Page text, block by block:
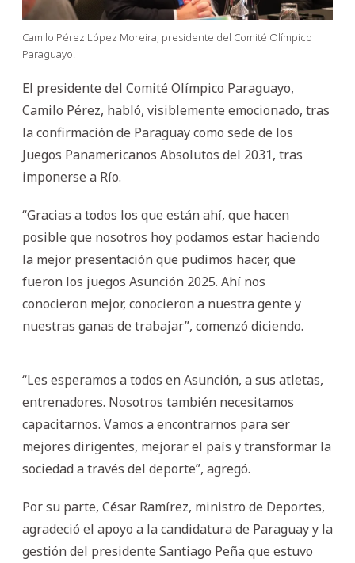
Camilo Pérez López Moreira, presidente del Comité Olímpico
Paraguayo.
El presidente del Comité Olímpico Paraguayo,
Camilo Pérez, habló, visiblemente emocionado, tras
la confirmación de Paraguay como sede de los
Juegos Panamericanos Absolutos del 2031, tras
imponerse a Río.
“Gracias a todos los que están ahí, que hacen
posible que nosotros hoy podamos estar haciendo
la mejor presentación que pudimos hacer, que
fueron los juegos Asunción 2025. Ahí nos
conocieron mejor, conocieron a nuestra gente y
nuestras ganas de trabajar”, comenzó diciendo.
“Les esperamos a todos en Asunción, a sus atletas,
entrenadores. Nosotros también necesitamos
capacitarnos. Vamos a encontrarnos para ser
mejores dirigentes, mejorar el país y transformar la
sociedad a través del deporte”, agregó.
Por su parte, César Ramírez, ministro de Deportes,
agradeció el apoyo a la candidatura de Paraguay y la
gestión del presidente Santiago Peña que estuvo